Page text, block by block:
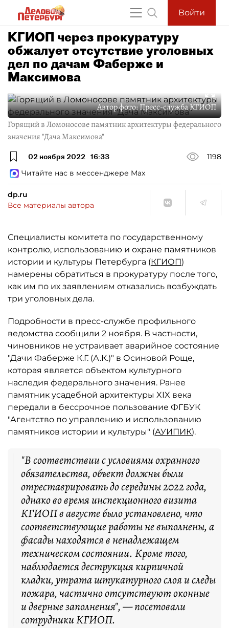
Войти
КГИОП через прокуратуру
обжалует отсутствие уголовных
дел по дачам Фаберже и
Максимова
Автор фото:Пресс-служба КГИОП
Горящий в Ломоносове памятник архитектуры федерального
значения "Дача Максимова"
02 ноября 2022 16:33
1198
Читайте нас в мессенджере Max
dp.ru
Все материалы автора
Специалисты комитета по государственному
контролю, использованию и охране памятников
истории и культуры Петербурга (КГИОП)
намерены обратиться в прокуратуру после того,
как им по их заявлениям отказались возбуждать
три уголовных дела.
Подробности в пресс-службе профильного
ведомства сообщили 2 ноября. В частности,
чиновников не устраивает аварийное состояние
"Дачи Фаберже К.Г. (А.К.)" в Осиновой Роще,
которая является объектом культурного
наследия федерального значения. Ранее
памятник усадебной архитектуры XIX века
передали в бессрочное пользование ФГБУК
"Агентство по управлению и использованию
памятников истории и культуры" (АУИПИК).
"В соответствии с условиями охранного
обязательства, объект должны были
отреставрировать до середины 2022 года,
однако во время инспекционного визита
КГИОП в августе было установлено, что
соответствующие работы не выполнены, а
фасады находятся в ненадлежащем
техническом состоянии. Кроме того,
наблюдается деструкция кирпичной
кладки, утрата штукатурного слоя и следы
пожара, частично отсутствуют оконные
и дверные заполнения", — посетовали
сотрудники КГИОП.